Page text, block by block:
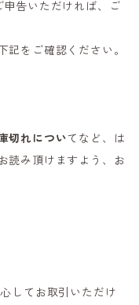
告いただければ、ご
をご確認ください。
切れについてなど、は
読み頂けますよう、お
してお取引いただけ